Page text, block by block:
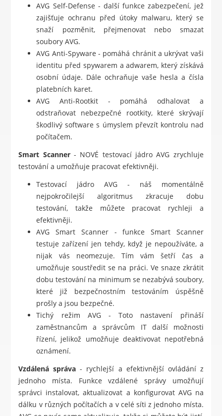
AVG Self-Defense - další funkce zabezpečení, jež
zajišťuje ochranu před útoky malwaru, který se
snaží pozměnit, přejmenovat nebo smazat
soubory AVG.
AVG Anti-Spyware - pomáhá chránit a ukrývat vaši
identitu před spywarem a adwarem, který získává
osobní údaje. Dále ochraňuje vaše hesla a čísla
platebních karet.
AVG Anti-Rootkit - pomáhá odhalovat a
odstraňovat nebezpečné rootkity, které skrývají
škodlivý software s úmyslem převzít kontrolu nad
počítačem.
Smart Scanner- NOVÉ testovací jádro AVG zrychluje
testování a umožňuje pracovat efektivněji.
Testovací jádro AVG - náš momentálně
nejpokročilejší algoritmus zkracuje dobu
testování, takže můžete pracovat rychleji a
efektivněji.
AVG Smart Scanner - funkce Smart Scanner
testuje zařízení jen tehdy, když je nepoužíváte, a
nijak vás neomezuje. Tím vám šetří čas a
umožňuje soustředit se na práci. Ve snaze zkrátit
dobu testování na minimum se nezabývá soubory,
které již bezpečnostním testováním úspěšně
prošly a jsou bezpečné.
Tichý režim AVG - Toto nastavení přináší
zaměstnancům a správcům IT další možnosti
řízení, jelikož umožňuje deaktivovat nepotřebná
oznámení.
Vzdálená správa - rychlejší a efektivnější ovládání z
jednoho místa. Funkce vzdálené správy umožňují
správci instalovat, aktualizovat a konfigurovat AVG na
dálku v různých počítačích a v celé síti z jednoho místa.